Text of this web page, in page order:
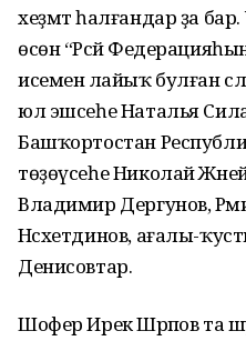
хеҙмәт һалғандар ҙа
өсөн “Рәсәй
исеменә лайыҡ булған
юл эшсеһе Наталья
Башҡортостан
төҙөүсеһе Николай
Владимир Дергунов,
Нәсхетдинов, ағалы-
Денисовтар.
Шофер Ирек Шәрәпов та